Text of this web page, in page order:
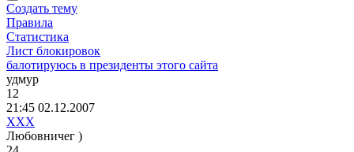
Создать тему
Правила
Статистика
Лист блокировок
балотируюсь в президенты этого сайта
удмур
12
21:45 02.12.2007
ХХХ
Любовничег )